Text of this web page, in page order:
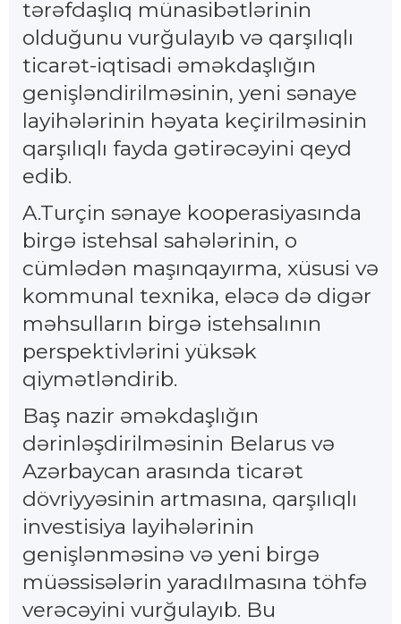
tərəfdaşlıq münasibətlərinin
olduğunu vurğulayıb və qarşılıqlı
ticarət-iqtisadi əməkdaşlığın
genişləndirilməsinin, yeni sənaye
layihələrinin həyata keçirilməsinin
qarşılıqlı fayda gətirəcəyini qeyd
edib.
A.Turçin sənaye kooperasiyasında
birgə istehsal sahələrinin, o
cümlədən maşınqayırma, xüsusi və
kommunal texnika, eləcə də digər
məhsulların birgə istehsalının
perspektivlərini yüksək
qiymətləndirib.
Baş nazir əməkdaşlığın
dərinləşdirilməsinin Belarus və
Azərbaycan arasında ticarət
dövriyyəsinin artmasına, qarşılıqlı
investisiya layihələrinin
genişlənməsinə və yeni birgə
müəssisələrin yaradılmasına töhfə
verəcəyini vurğulayıb. Bu